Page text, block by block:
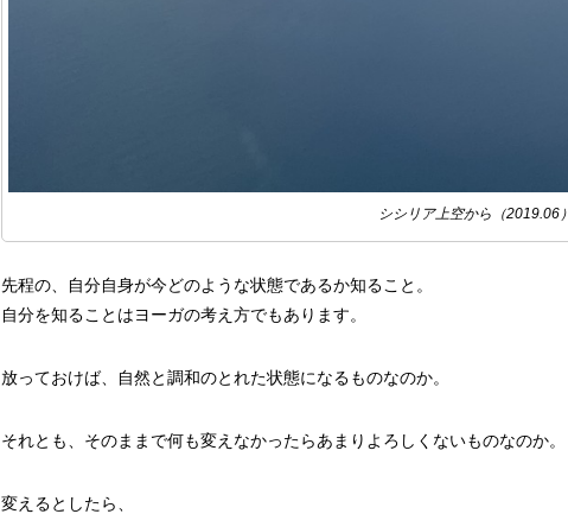
シシリア上空から（2019.06）
先程の、自分自身が今どのような状態であるか知ること。
自分を知ることはヨーガの考え方でもあります。
放っておけば、自然と調和のとれた状態になるものなのか。
それとも、そのままで何も変えなかったらあまりよろしくないものなのか。
変えるとしたら、